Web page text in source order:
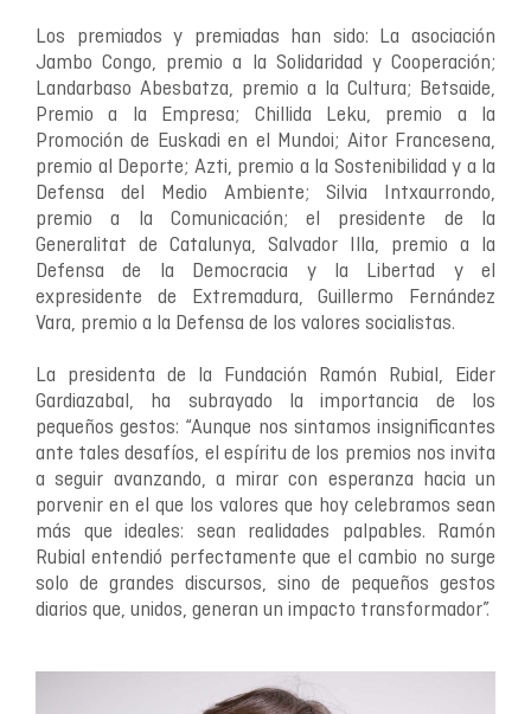
Los premiados y premiadas han sido: La asociación
Jambo Congo, premio a la Solidaridad y Cooperación;
Landarbaso Abesbatza, premio a la Cultura; Betsaide,
Premio a la Empresa; Chillida Leku, premio a la
Promoción de Euskadi en el Mundoi; Aitor Francesena,
premio al Deporte; Azti, premio a la Sostenibilidad y a la
Defensa del Medio Ambiente; Silvia Intxaurrondo,
premio a la Comunicación; el presidente de la
Generalitat de Catalunya, Salvador Illa, premio a la
Defensa de la Democracia y la Libertad y el
expresidente de Extremadura, Guillermo Fernández
Vara, premio a la Defensa de los valores socialistas.
La presidenta de la Fundación Ramón Rubial, Eider
Gardiazabal, ha subrayado la importancia de los
pequeños gestos: “Aunque nos sintamos insignificantes
ante tales desafíos, el espíritu de los premios nos invita
a seguir avanzando, a mirar con esperanza hacia un
porvenir en el que los valores que hoy celebramos sean
más que ideales: sean realidades palpables. Ramón
Rubial entendió perfectamente que el cambio no surge
solo de grandes discursos, sino de pequeños gestos
diarios que, unidos, generan un impacto transformador”.